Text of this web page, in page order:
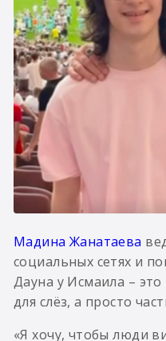
Мадина Жанатаева
социальных сетях и
Дауна у Исмаила –
для слёз, а просто
«Я хочу, чтобы люди